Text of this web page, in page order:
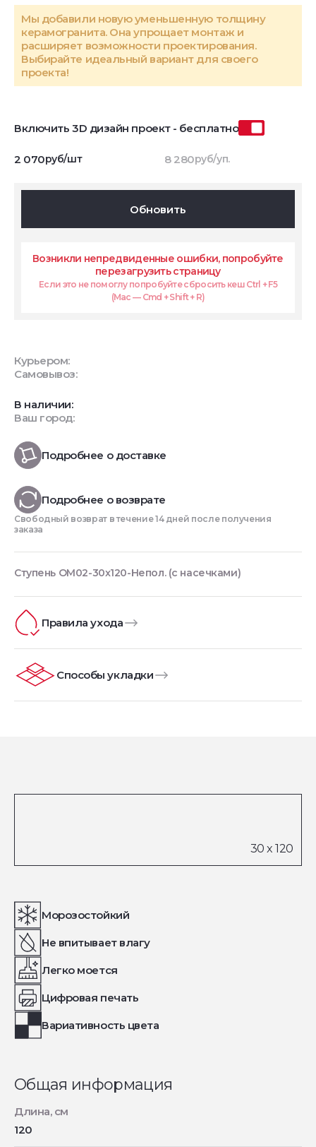
Мы добавили новую уменьшенную толщину
керамогранита. Она упрощает монтаж и
расширяет возможности проектирования.
Выбирайте идеальный вариант для своего
проекта!
Включить 3D дизайн проект - бесплатно
2 070руб/шт 8 280руб/уп.
Обновить
Возникли непредвиденные ошибки, попробуйте
перезагрузить страницу
Если это не помоглу попробуйте сбросить кеш Ctrl + F5
(Mac — Cmd + Shift + R)
Курьером:
Самовывоз:
В наличии:
Ваш город:
Подробнее о доставке
Подробнее о возврате
Свободный возврат в течение 14 дней после получения
заказа
Ступень OM02-30x120-Непол. (с насечками)
Правила ухода
Способы укладки
Морозостойкий
Не впитывает влагу
Легко моется
Цифровая печать
Вариативность цвета
Общая информация
Длина, см
120